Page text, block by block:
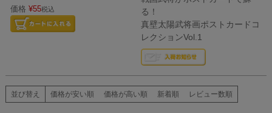
価格 ¥55税込
る！
真壁太陽武将画ポストカードコ
レクションVol.1
並び替え 価格が安い順 価格が高い順 新着順 レビュー数順